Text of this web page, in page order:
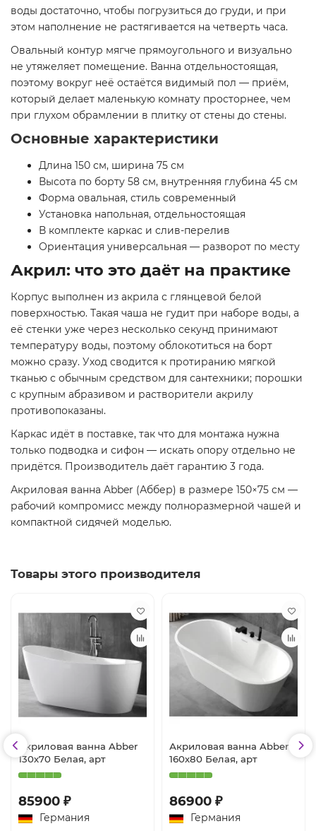
воды достаточно, чтобы погрузиться до груди, и при
этом наполнение не растягивается на четверть часа.
Овальный контур мягче прямоугольного и визуально
не утяжеляет помещение. Ванна отдельностоящая,
поэтому вокруг неё остаётся видимый пол — приём,
который делает маленькую комнату просторнее, чем
при глухом обрамлении в плитку от стены до стены.
Основные характеристики
Длина 150 см, ширина 75 см
Высота по борту 58 см, внутренняя глубина 45 см
Форма овальная, стиль современный
Установка напольная, отдельностоящая
В комплекте каркас и слив-перелив
Ориентация универсальная — разворот по месту
Акрил: что это даёт на практике
Корпус выполнен из акрила с глянцевой белой
поверхностью. Такая чаша не гудит при наборе воды, а
её стенки уже через несколько секунд принимают
температуру воды, поэтому облокотиться на борт
можно сразу. Уход сводится к протиранию мягкой
тканью с обычным средством для сантехники; порошки
с крупным абразивом и растворители акрилу
противопоказаны.
Каркас идёт в поставке, так что для монтажа нужна
только подводка и сифон — искать опору отдельно не
придётся. Производитель даёт гарантию 3 года.
Акриловая ванна Abber (Аббер) в размере 150×75 см —
рабочий компромисс между полноразмерной чашей и
компактной сидячей моделью.
Товары этого производителя
Акриловая ванна Abber
130х70 Белая, арт
85900 ₽
Германия
Акриловая ванна Abber
160х80 Белая, арт
86900 ₽
Германия